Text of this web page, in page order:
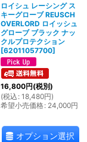
ロイシュ レーシング ス
キーグローブ REUSCH
OVERLORD ロイッシュ
グローブ ブラック ナッ
クルプロテクション
[62011057700]
16,800円(税別)
(税込 : 18,480円)
希望小売価格: 24,000円
オプション選択